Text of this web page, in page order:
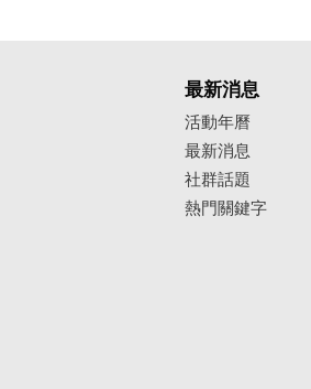
最新消息
活動年曆
最新消息
社群話題
熱門關鍵字